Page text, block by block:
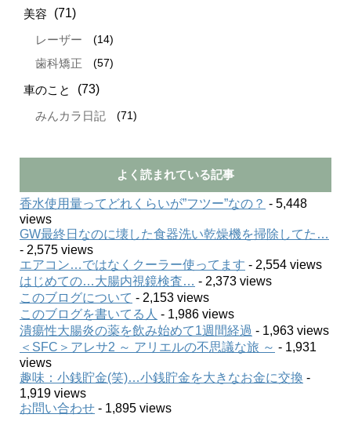
美容 (71)
レーザー (14)
歯科矯正 (57)
車のこと (73)
みんカラ日記 (71)
よく読まれている記事
香水使用量ってどれくらいが”フツー”なの？ - 5,448
views
GW最終日なのに壊した食器洗い乾燥機を掃除してた…
- 2,575 views
エアコン…ではなくクーラー使ってます - 2,554 views
はじめての…大腸内視鏡検査… - 2,373 views
このブログについて - 2,153 views
このブログを書いてる人 - 1,986 views
潰瘍性大腸炎の薬を飲み始めて1週間経過 - 1,963 views
＜SFC＞アレサ2 ～ アリエルの不思議な旅 ～ - 1,931
views
趣味：小銭貯金(笑)…小銭貯金を大きなお金に交換 -
1,919 views
お問い合わせ - 1,895 views